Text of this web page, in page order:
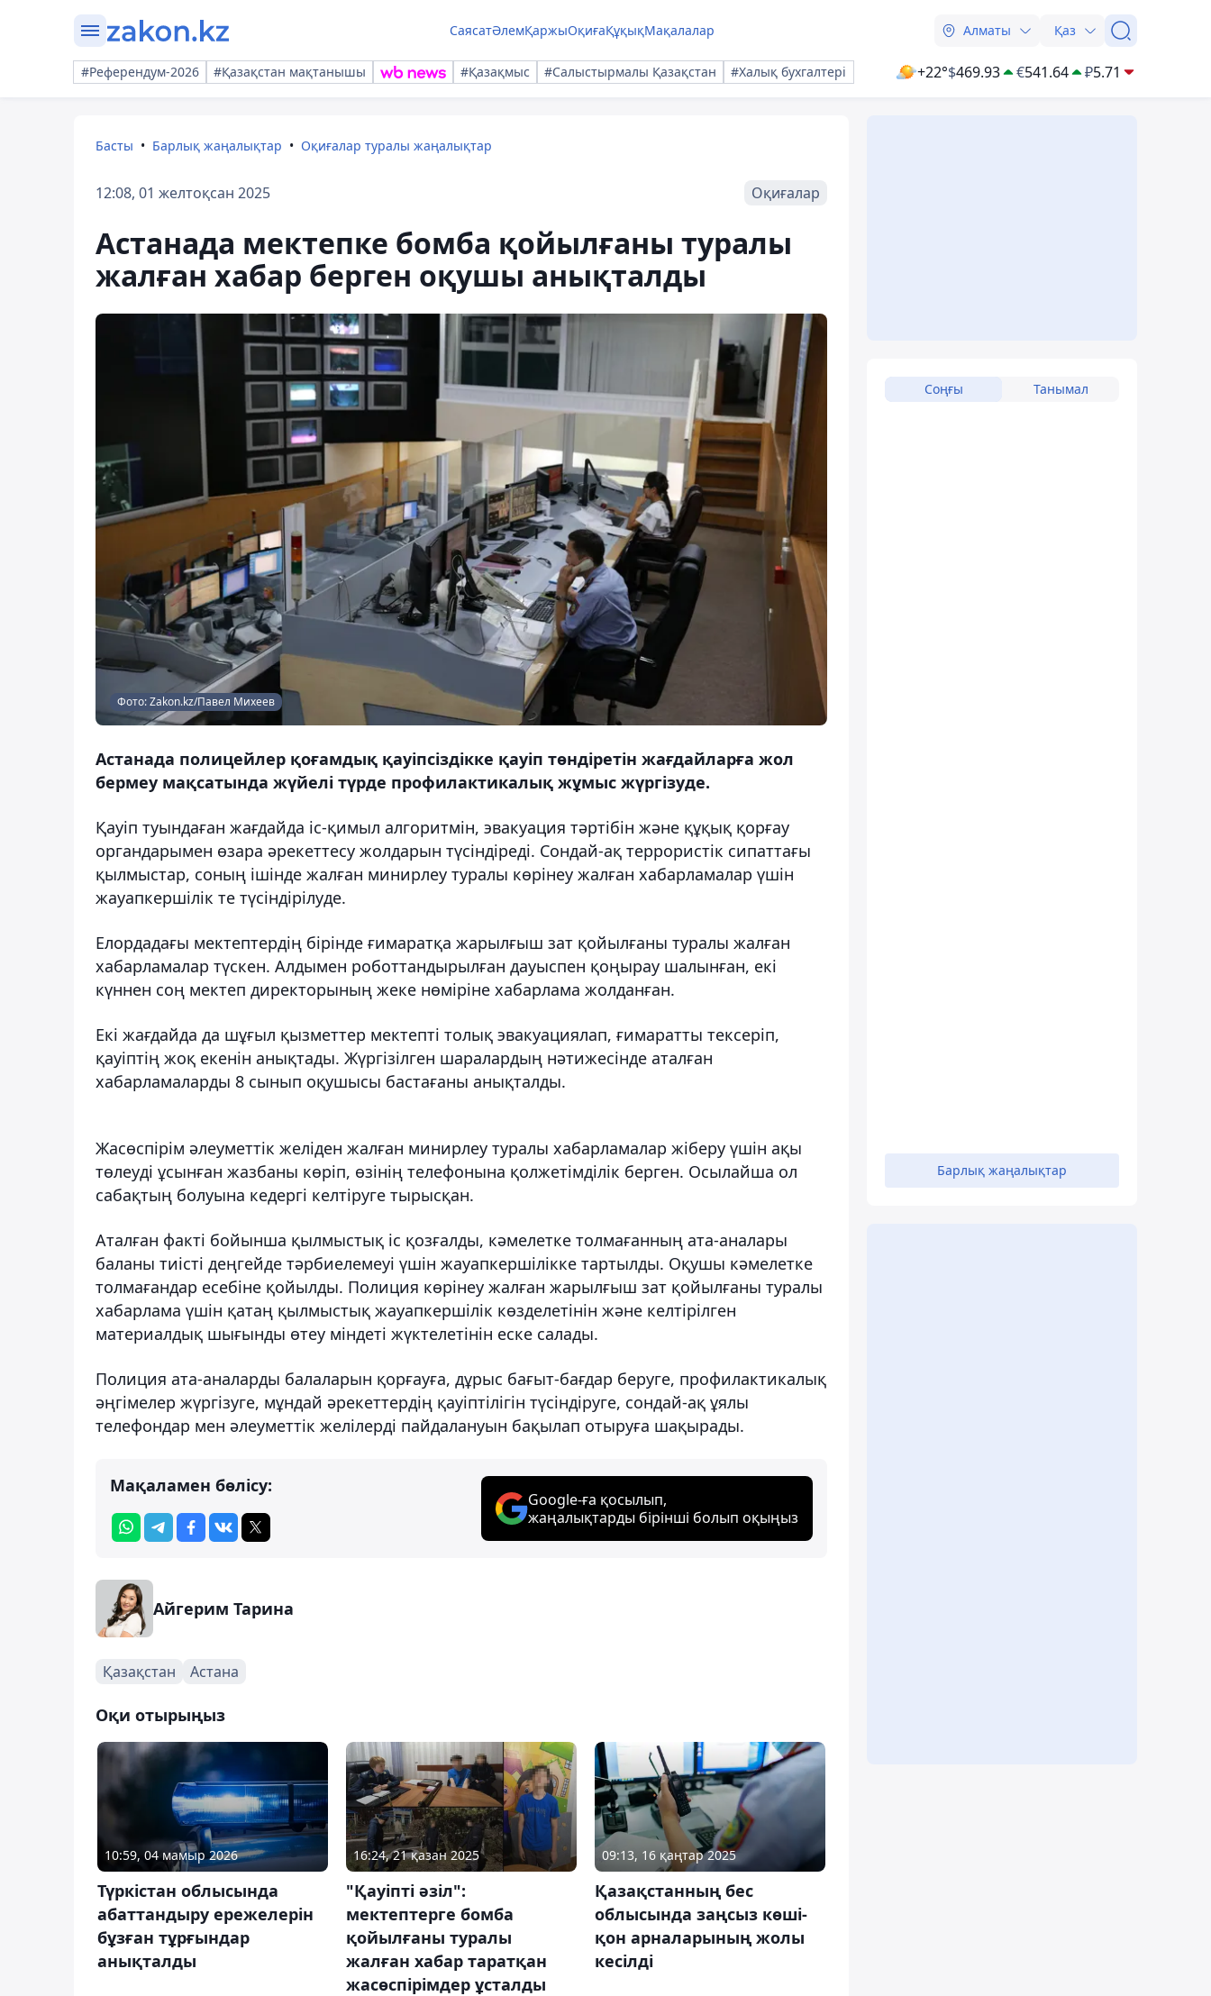
СаясатӘлемҚаржыОқиғаҚұқықМақалалар Алматы Қаз
#Референдум-2026 #Қазақстан мақтанышы #Қазақмыс #Салыстырмалы Қазақстан #Халық бухгалтері +22°$469.93 €541.64 ₽5.71
Басты Барлық жаңалықтар Оқиғалар туралы жаңалықтар
12:08, 01 желтоқсан 2025 Оқиғалар
Астанада мектепке бомба қойылғаны туралы
жалған хабар берген оқушы анықталды
Фото: Zakon.kz/Павел Михеев
Астанада полицейлер қоғамдық қауіпсіздікке қауіп төндіретін жағдайларға жол
бермеу мақсатында жүйелі түрде профилактикалық жұмыс жүргізуде.
Қауіп туындаған жағдайда іс-қимыл алгоритмін, эвакуация тәртібін және құқық қорғау
органдарымен өзара әрекеттесу жолдарын түсіндіреді. Сондай-ақ террористік сипаттағы
қылмыстар, соның ішінде жалған минирлеу туралы көрінеу жалған хабарламалар үшін
жауапкершілік те түсіндірілуде.
Елордадағы мектептердің бірінде ғимаратқа жарылғыш зат қойылғаны туралы жалған
хабарламалар түскен. Алдымен роботтандырылған дауыспен қоңырау шалынған, екі
күннен соң мектеп директорының жеке нөміріне хабарлама жолданған.
Екі жағдайда да шұғыл қызметтер мектепті толық эвакуациялап, ғимаратты тексеріп,
қауіптің жоқ екенін анықтады. Жүргізілген шаралардың нәтижесінде аталған
хабарламаларды 8 сынып оқушысы бастағаны анықталды.
Жасөспірім әлеуметтік желіден жалған минирлеу туралы хабарламалар жіберу үшін ақы
төлеуді ұсынған жазбаны көріп, өзінің телефонына қолжетімділік берген. Осылайша ол
сабақтың болуына кедергі келтіруге тырысқан.
Аталған факті бойынша қылмыстық іс қозғалды, кәмелетке толмағанның ата-аналары
баланы тиісті деңгейде тәрбиелемеуі үшін жауапкершілікке тартылды. Оқушы кәмелетке
толмағандар есебіне қойылды. Полиция көрінеу жалған жарылғыш зат қойылғаны туралы
хабарлама үшін қатаң қылмыстық жауапкершілік көзделетінін және келтірілген
материалдық шығынды өтеу міндеті жүктелетінін еске салады.
Полиция ата-аналарды балаларын қорғауға, дұрыс бағыт-бағдар беруге, профилактикалық
әңгімелер жүргізуге, мұндай әрекеттердің қауіптілігін түсіндіруге, сондай-ақ ұялы
телефондар мен әлеуметтік желілерді пайдалануын бақылап отыруға шақырады.
Мақаламен бөлісу:
Google-ға қосылып,
жаңалықтарды бірінші болып оқыңыз
Айгерим Тарина
Қазақстан Астана
Оқи отырыңыз
10:59, 04 мамыр 2026
Түркістан облысында
абаттандыру ережелерін
бұзған тұрғындар
анықталды
16:24, 21 қазан 2025
"Қауіпті әзіл":
мектептерге бомба
қойылғаны туралы
жалған хабар таратқан
жасөспірімдер ұсталды
09:13, 16 қаңтар 2025
Қазақстанның бес
облысында заңсыз көші-
қон арналарының жолы
кесілді
Соңғы Танымал
Барлық жаңалықтар